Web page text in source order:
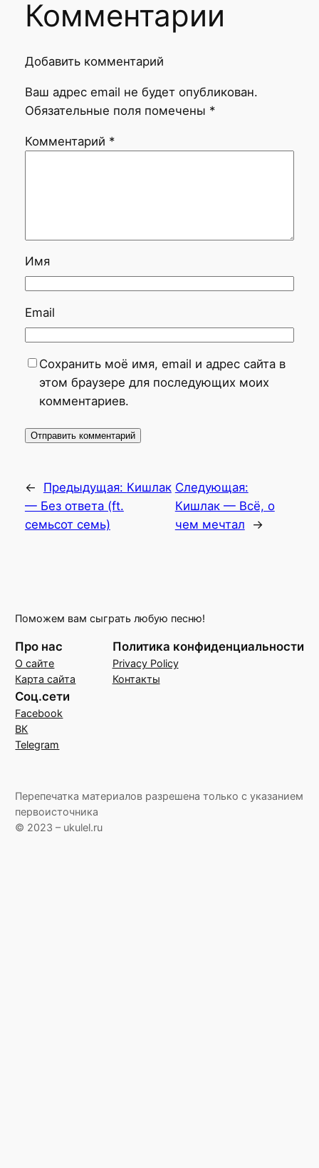
Комментарии
Добавить комментарий
Ваш адрес email не будет опубликован.
Обязательные поля помечены *
Комментарий *
Имя
Email
Сохранить моё имя, email и адрес сайта в
этом браузере для последующих моих
комментариев.
← Предыдущая: Кишлак
— Без ответа (ft.
семьсот семь)
Следующая:
Кишлак — Всё, о
чем мечтал
→
Поможем вам сыграть любую песню!
Про нас
О сайте
Карта сайта
Политика конфиденциальности
Privacy Policy
Контакты
Соц.сети
Facebook
ВК
Telegram
Перепечатка материалов разрешена только с указанием
первоисточника
© 2023 – ukulel.ru